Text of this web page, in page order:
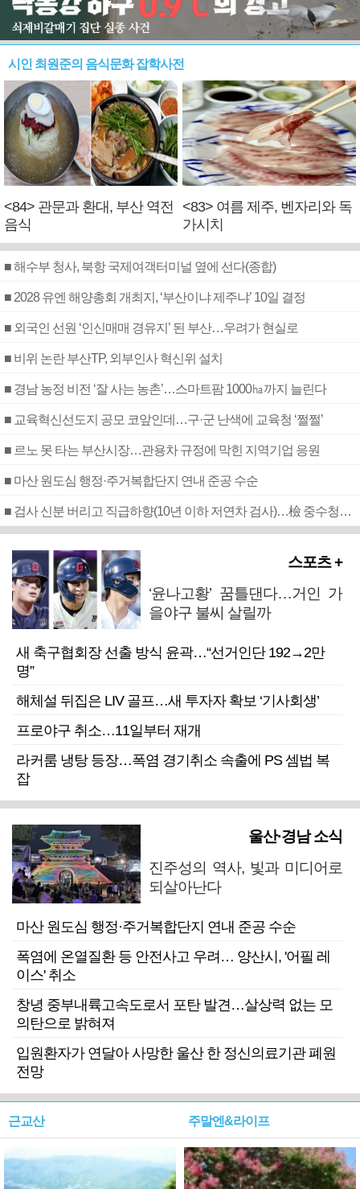
시인 최원준의 음식문화 잡학사전
<84> 관문과 환대, 부산 역전
음식
<83> 여름 제주, 벤자리와 독
가시치
■ 해수부 청사, 북항 국제여객터미널 옆에 선다(종합)
■ 2028 유엔 해양총회 개최지, ‘부산이냐 제주냐’ 10일 결정
■ 외국인 선원 ‘인신매매 경유지’ 된 부산…우려가 현실로
■ 비위 논란 부산TP, 외부인사 혁신위 설치
■ 경남 농정 비전 ‘잘 사는 농촌’…스마트팜 1000㏊까지 늘린다
■ 교육혁신선도지 공모 코앞인데…구·군 난색에 교육청 ‘쩔쩔’
■ 르노 못 타는 부산시장…관용차 규정에 막힌 지역기업 응원
■ 마산 원도심 행정·주거복합단지 연내 준공 수순
■ 검사 신분 버리고 직급하향(10년 이하 저연차 검사)…檢 중수청행 기피
스포츠 +
‘윤나고황’ 꿈틀댄다…거인 가
을야구 불씨 살릴까
새 축구협회장 선출 방식 윤곽…“선거인단 192→2만
명”
해체설 뒤집은 LIV 골프…새 투자자 확보 ‘기사회생’
프로야구 취소…11일부터 재개
라커룸 냉탕 등장…폭염 경기취소 속출에 PS 셈법 복
잡
울산·경남 소식
진주성의 역사, 빛과 미디어로
되살아난다
마산 원도심 행정·주거복합단지 연내 준공 수순
폭염에 온열질환 등 안전사고 우려… 양산시, '어필 레
이스' 취소
창녕 중부내륙고속도로서 포탄 발견…살상력 없는 모
의탄으로 밝혀져
입원환자가 연달아 사망한 울산 한 정신의료기관 폐원
전망
근교산 주말엔&라이프